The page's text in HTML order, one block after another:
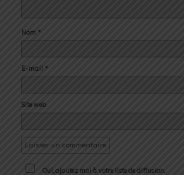
Nom *
E-mail *
Site web
Oui, ajoutez moi à votre liste de diffusion.